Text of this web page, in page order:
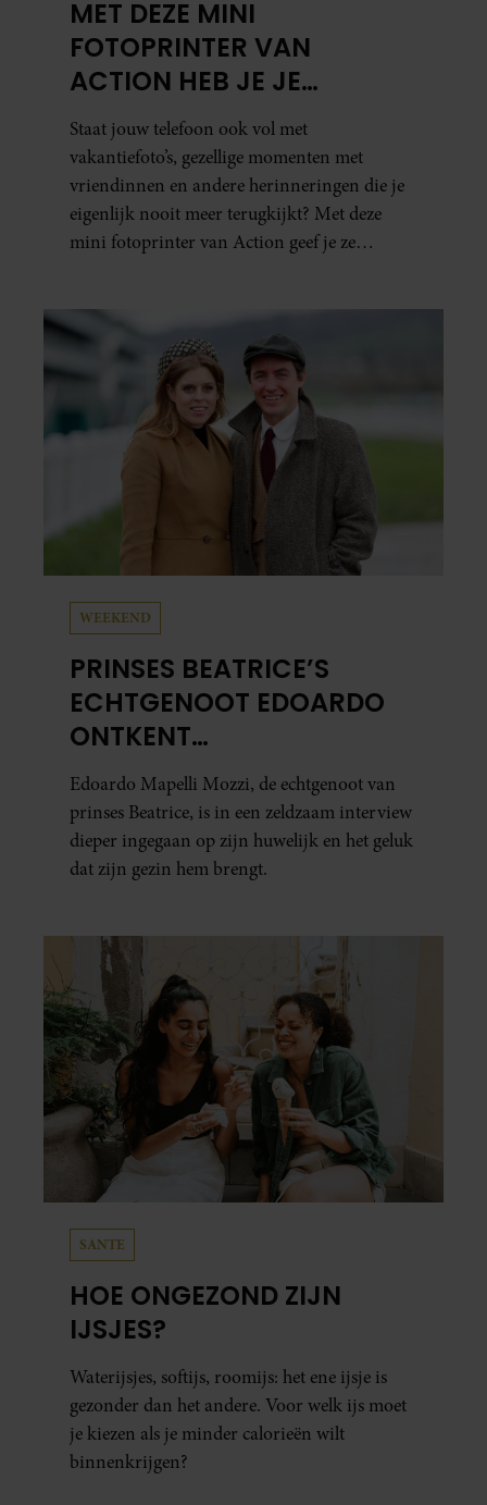
MET DEZE MINI
FOTOPRINTER VAN
ACTION HEB JE JE
FAVORIETE FOTO’S BINNEN
ÉÉN MINUUT IN HANDEN
Staat jouw telefoon ook vol met
vakantiefoto’s, gezellige momenten met
vriendinnen en andere herinneringen die je
eigenlijk nooit meer terugkijkt? Met deze
mini fotoprinter van Action geef je ze
al in handen.
WEEKEND
PRINSES BEATRICE’S
ECHTGENOOT EDOARDO
ONTKENT
HUWELIJKSPROBLEMEN
Edoardo Mapelli Mozzi, de echtgenoot van
prinses Beatrice, is in een zeldzaam interview
dieper ingegaan op zijn huwelijk en het geluk
dat zijn gezin hem brengt.
SANTE
HOE ONGEZOND ZIJN
IJSJES?
Waterijsjes, softijs, roomijs: het ene ijsje is
gezonder dan het andere. Voor welk ijs moet
je kiezen als je minder calorieën wilt
binnenkrijgen?